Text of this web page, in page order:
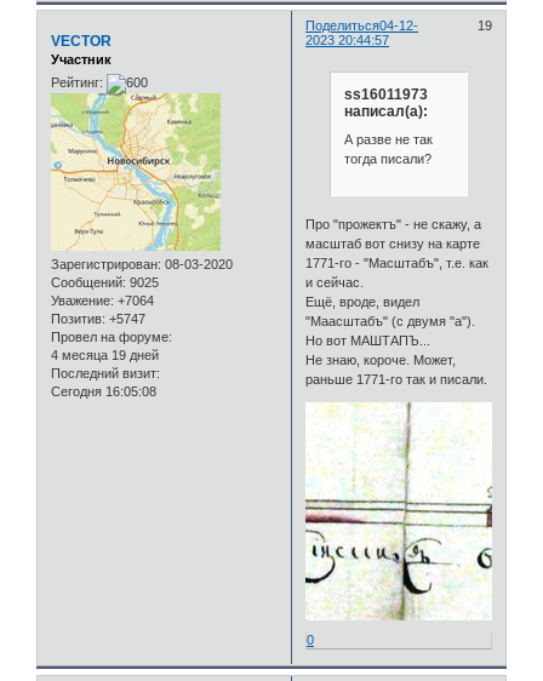
Поделиться 19
04-12-
2023 20:44:57
VECTOR
Участник
Рейтинг:
Зарегистрирован: 08-03-2020
Сообщений: 9025
Уважение: +7064
Позитив: +5747
Провел на форуме:
4 месяца 19 дней
Последний визит:
Сегодня 16:05:08
ss16011973
написал(а):
А разве не так
тогда писали?
Про "прожектъ" - не скажу, а
масштаб вот снизу на карте
1771-го - "Масштабъ", т.е. как
и сейчас.
Ещё, вроде, видел
"Маасштабъ" (с двумя "а").
Но вот МАШТАПЪ...
Не знаю, короче. Может,
раньше 1771-го так и писали.
0